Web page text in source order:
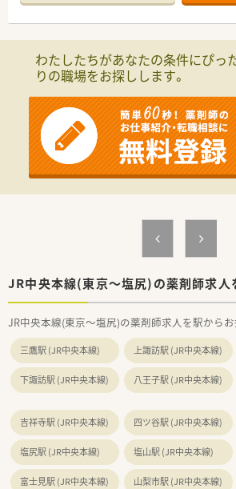
≪設備の充実≫
≪業務内容≫
◎皮膚科・リウマチ科をメインに、1日平
需しております。
◎現在施設・居宅在宅対応を行っており
ズに応じてお薬のお届け等の地域支援を
わたしたちがあなたの条件にぴっ
りの職場をお探しします。
JR中央本線(東京～塩尻)の薬剤師求人
JR中央本線(東京～塩尻)の薬剤師求人を駅からお
三鷹駅 (JR中央本線) 上諏訪駅 (JR中央本線)
下諏訪駅 (JR中央本線) 八王子駅 (JR中央本線)
吉祥寺駅 (JR中央本線) 四ツ谷駅 (JR中央本線)
塩尻駅 (JR中央本線) 塩山駅 (JR中央本線)
富士見駅 (JR中央本線) 山梨市駅 (JR中央本線)